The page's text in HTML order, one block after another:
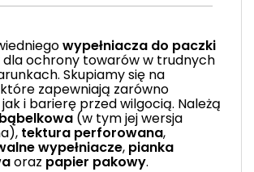
wypełniacza do paczki
dla ochrony towarów w trudnych
Skupiamy się na
zapewniają zarówno
i barierę przed wilgocią. Należą
(w tym jej wersja
tektura perforowana,
wypełniacze, pianka
oraz papier pakowy.